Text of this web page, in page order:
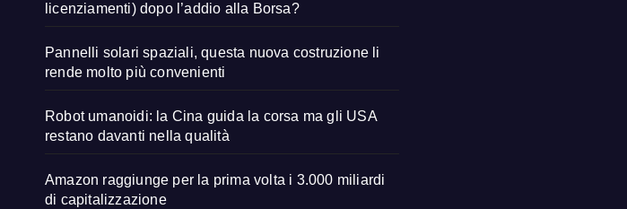
licenziamenti) dopo l’addio alla Borsa?
Pannelli solari spaziali, questa nuova costruzione li
rende molto più convenienti
Robot umanoidi: la Cina guida la corsa ma gli USA
restano davanti nella qualità
Amazon raggiunge per la prima volta i 3.000 miliardi
di capitalizzazione